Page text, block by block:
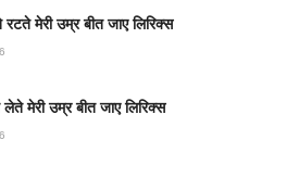
मेरी उम्र बीत जाए लिरिक्स
लेते मेरी उम्र बीत जाए लिरिक्स